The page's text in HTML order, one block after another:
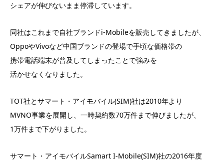
シェアが伸びないまま停滞しています。
同社はこれまで自社ブランドi-Mobileを販売してきましたが、
OppoやVivoなど中国ブランドの登場で手頃な価格帯の
携帯電話端末が普及してしまったことで強みを
活かせなくなりました。
TOT社とサマート・アイモバイル(SIM)社は2010年より
MVNO事業を展開し、一時契約数70万件まで伸びましたが、
1万件まで下がりました。
サマート・アイモバイルSamart I-Mobile(SIM)社の2016年度